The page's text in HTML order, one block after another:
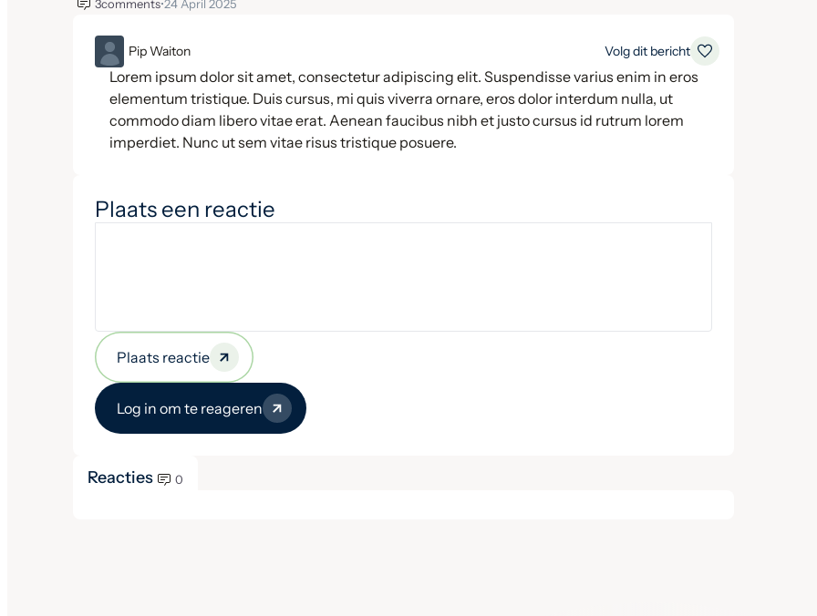
3comments•24 April 2025
ML Pip Waiton Volg dit bericht
Lorem ipsum dolor sit amet, consectetur adipiscing elit. Suspendisse varius enim in eros
elementum tristique. Duis cursus, mi quis viverra ornare, eros dolor interdum nulla, ut
commodo diam libero vitae erat. Aenean faucibus nibh et justo cursus id rutrum lorem
imperdiet. Nunc ut sem vitae risus tristique posuere.
Plaats een reactie
Plaats reactie
Log in om te reageren
Reacties 0